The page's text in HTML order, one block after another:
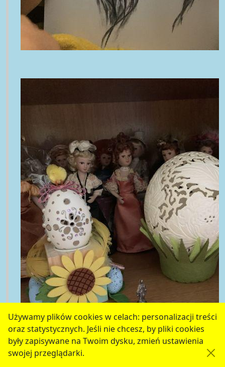
Używamy plików cookies w celach: personalizacji treści
oraz statystycznych. Jeśli nie chcesz, by pliki cookies
były zapisywane na Twoim dysku, zmień ustawienia
swojej przeglądarki.